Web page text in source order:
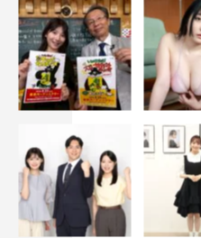
歌えたことはうれしくて、
んのおかげでここに立って
くうれしく思います。
私にとってのBiSの活動は
分を救ってくれた音楽のあ
歌える場所があることを1
ることを、当たり前じゃな
全然当たり前じゃなくて、
らなかった感情をたくさん